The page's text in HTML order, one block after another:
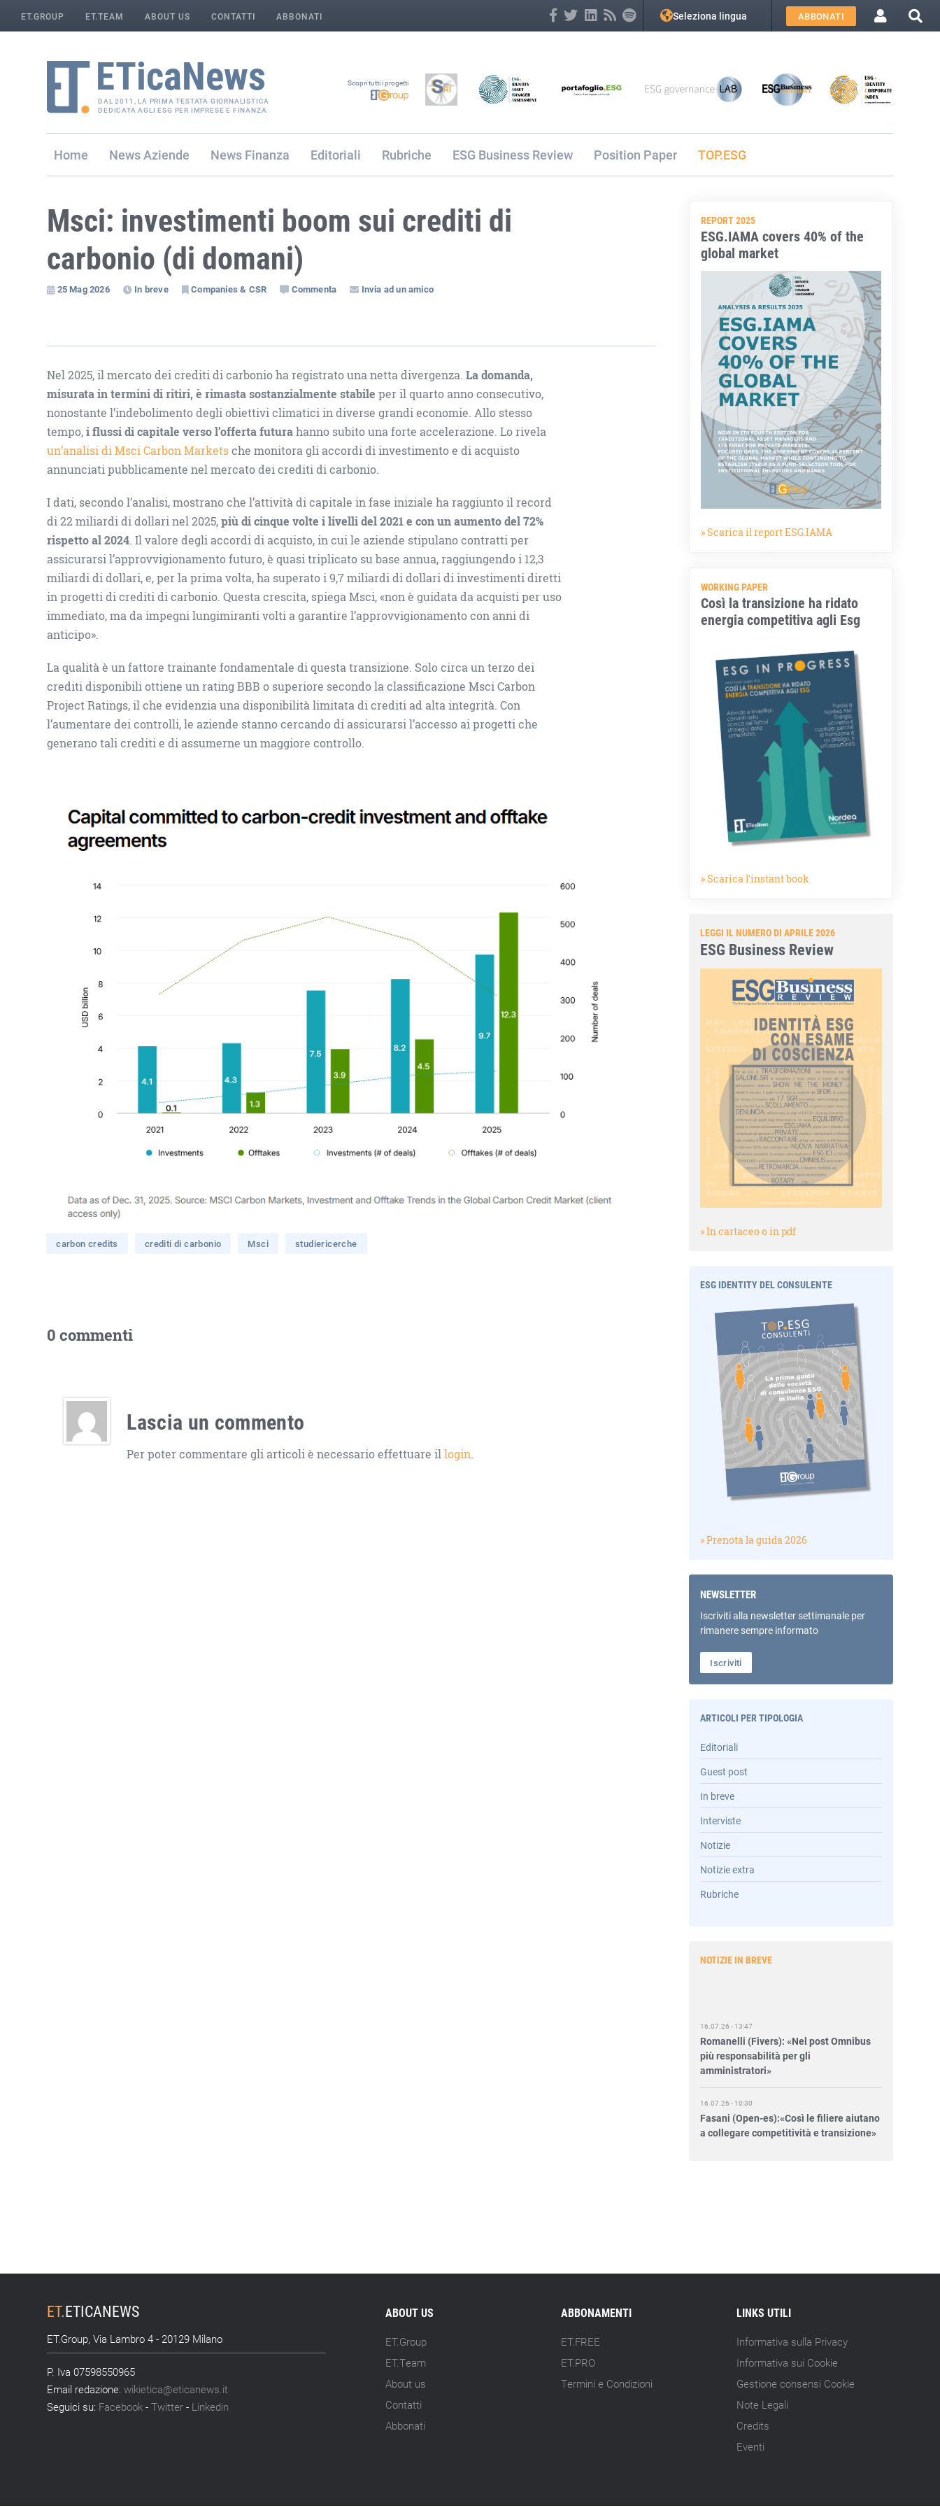
ET.GROUP ET.TEAM ABOUT US CONTATTI ABBONATI Seleziona lingua ABBONATI
DAL 2011, LA PRIMA TESTATA GIORNALISTICA
DEDICATA AGLI ESG PER IMPRESE E FINANZA
Scopri tutti i progetti
Home Aziende Finanza Editoriali Rubriche ESG Business Review Position Paper TOP.ESG
Msci: investimenti boom sui crediti di
carbonio (di domani)
25 Mag 2026 In breve Companies & CSR Commenta Invia ad un amico
Nel 2025, il mercato dei crediti di carbonio ha registrato una netta divergenza.La domanda,
misurata in termini di ritiri, è rimasta sostanzialmente stabile per il quarto anno consecutivo,
nonostante l’indebolimento degli obiettivi climatici in diverse grandi economie. Allo stesso
tempo,i flussi di capitale verso l’offerta futurahanno subito una forte accelerazione. Lo rivela
un’analisi di Msci Carbon Marketsche monitora gli accordi di investimento e di acquisto
annunciati pubblicamente nel mercato dei crediti di carbonio.
I dati, secondo l’analisi, mostrano che l’attività di capitale in fase iniziale ha raggiunto il record
di 22 miliardi di dollari nel 2025,più di cinque volte i livelli del 2021 e con un aumento del 72%
rispetto al 2024. Il valore degli accordi di acquisto, in cui le aziende stipulano contratti per
assicurarsi l’approvvigionamento futuro, è quasi triplicato su base annua, raggiungendo i 12,3
miliardi di dollari, e, per la prima volta, ha superato i 9,7 miliardi di dollari di investimenti diretti
in progetti di crediti di carbonio. Questa crescita, spiega Msci, «non è guidata da acquisti per uso
immediato, ma da impegni lungimiranti volti a garantire l’approvvigionamento con anni di
anticipo».
La qualità è un fattore trainante fondamentale di questa transizione. Solo circa un terzo dei
crediti disponibili ottiene un rating BBB o superiore secondo la classificazione Msci Carbon
Project Ratings, il che evidenzia una disponibilità limitata di crediti ad alta integrità. Con
l’aumentare dei controlli, le aziende stanno cercando di assicurarsi l’accesso ai progetti che
generano tali crediti e di assumerne un maggiore controllo.
carbon credits crediti di carbonio Msci studiericerche
0 commenti
Lascia un commento
Per poter commentare gli articoli è necessario effettuare illogin.
REPORT 2025
ESG.IAMA covers 40% of the
global market
» Scarica il report ESG.IAMA
WORKING PAPER
Così la transizione ha ridato
energia competitiva agli Esg
» Scarica l'instant book
LEGGI IL NUMERO DI APRILE 2026
ESG Business Review
» In cartaceo o in pdf
ESG IDENTITY DEL CONSULENTE
» Prenota la guida 2026
NEWSLETTER
Iscriviti alla newsletter settimanale per
rimanere sempre informato
Iscriviti
ARTICOLI PER TIPOLOGIA
Editoriali
Guest post
In breve
Interviste
Notizie
Notizie extra
Rubriche
NOTIZIE IN BREVE
Romanelli (Fivers): «Nel post Omnibus
più responsabilità per gli
amministratori»
Fasani (Open-es):«Così le filiere aiutano
a collegare competitività e transizione»
Gramegna (ERG): «Valutare gli impatti
ESG degli investimenti»
Tornano le Settimane SRI: oltre 20
appuntamenti
14.07.26 - 8:00
ET.ETICANEWS
ET.Group, Via Lambro 4 - 20129 Milano
P. Iva 07598550965
Email redazione:wikietica@eticanews.it
Seguici su: Facebook -Twitter - Linkedin
ABOUT US
ET.Group
ET.Team
About us
Contatti
Abbonati
ABBONAMENTI
ET.FREE
ET.PRO
Termini e Condizioni
LINKS UTILI
Informativa sulla Privacy
Informativa sui Cookie
Gestione consensi Cookie
Note Legali
Credits
Eventi